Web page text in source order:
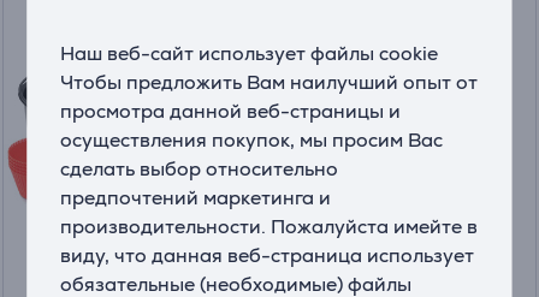
Наш веб-сайт использует файлы cookie
Чтобы предложить Вам наилучший опыт от
просмотра данной веб-страницы и
осуществления покупок, мы просим Вас
сделать выбор относительно
предпочтений маркетинга и
производительности. Пожалуйста имейте в
виду, что данная веб-страница использует
обязательные (необходимые) файлы
дополнительный аксессуар -
Комплект для выпечки + 9
форм для кексов
На складе
Цена:
29